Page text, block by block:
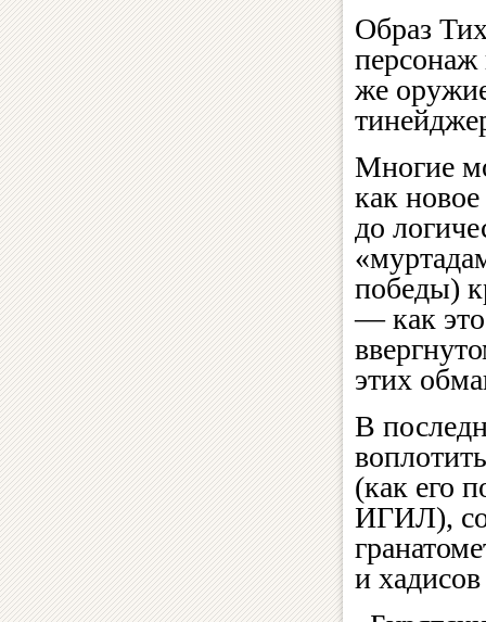
Образ
же
Многие
как
до
победы)
— как
этих
В
(как его
ИГИЛ),
и